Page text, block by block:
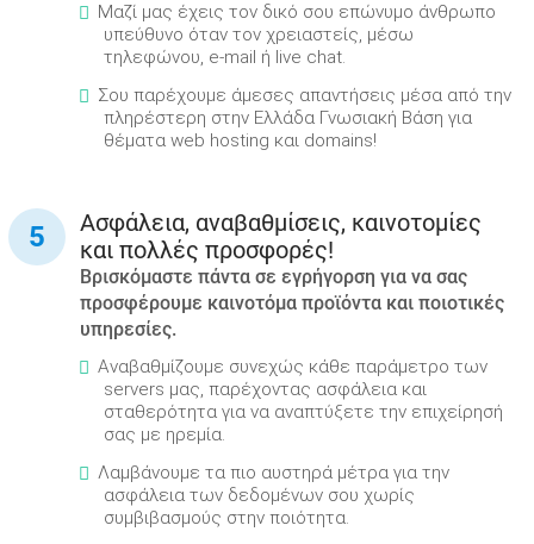
Μαζί μας έχεις τον δικό σου επώνυμο άνθρωπο
υπεύθυνο όταν τον χρειαστείς, μέσω
τηλεφώνου, e-mail ή live chat.
Σου παρέχουμε άμεσες απαντήσεις μέσα από την
πληρέστερη στην Ελλάδα Γνωσιακή Βάση για
θέματα web hosting και domains!
Ασφάλεια, αναβαθμίσεις, καινοτομίες
και πολλές προσφορές!
Βρισκόμαστε πάντα σε εγρήγορση για να σας
προσφέρουμε καινοτόμα προϊόντα και ποιοτικές
υπηρεσίες.
Αναβαθμίζουμε συνεχώς κάθε παράμετρο των
servers μας, παρέχοντας ασφάλεια και
σταθερότητα για να αναπτύξετε την επιχείρησή
σας με ηρεμία.
Λαμβάνουμε τα πιο αυστηρά μέτρα για την
ασφάλεια των δεδομένων σου χωρίς
συμβιβασμούς στην ποιότητα.